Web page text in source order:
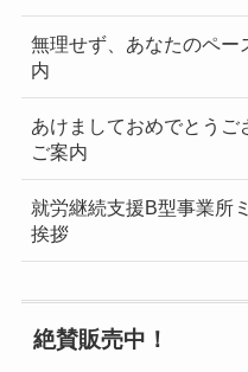
無理せず、あなたのペー
内
あけましておめでとう
ご案内
就労継続支援B型事業所
挨拶
絶賛販売中！